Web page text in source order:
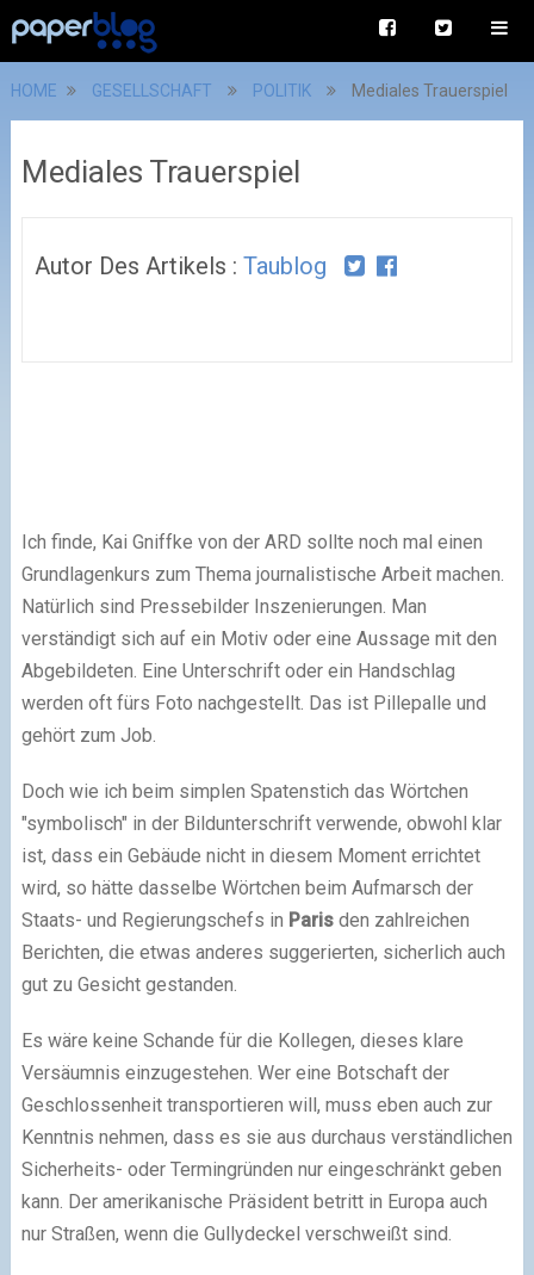
HOME GESELLSCHAFT POLITIK Mediales Trauerspiel
Mediales Trauerspiel
Autor Des Artikels : Taublog
Ich finde, Kai Gniffke von der ARD sollte noch mal einen
Grundlagenkurs zum Thema journalistische Arbeit machen.
Natürlich sind Pressebilder Inszenierungen. Man
verständigt sich auf ein Motiv oder eine Aussage mit den
Abgebildeten. Eine Unterschrift oder ein Handschlag
werden oft fürs Foto nachgestellt. Das ist Pillepalle und
gehört zum Job.
Doch wie ich beim simplen Spatenstich das Wörtchen
"symbolisch" in der Bildunterschrift verwende, obwohl klar
ist, dass ein Gebäude nicht in diesem Moment errichtet
wird, so hätte dasselbe Wörtchen beim Aufmarsch der
Staats- und Regierungschefs in Parisden zahlreichen
Berichten, die etwas anderes suggerierten, sicherlich auch
gut zu Gesicht gestanden.
Es wäre keine Schande für die Kollegen, dieses klare
Versäumnis einzugestehen. Wer eine Botschaft der
Geschlossenheit transportieren will, muss eben auch zur
Kenntnis nehmen, dass es sie aus durchaus verständlichen
Sicherheits- oder Termingründen nur eingeschränkt geben
kann. Der amerikanische Präsident betritt in Europa auch
nur Straßen, wenn die Gullydeckel verschweißt sind.